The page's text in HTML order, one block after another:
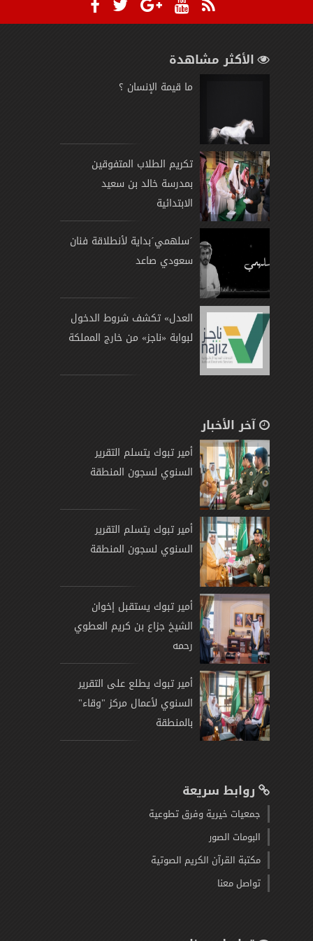
الأكثر مشاهدة
ما قيمة الإنسان ؟
تكريم الطلاب المتفوقين
بمدرسة خالد بن سعيد
الابتدائية
´سلهمي´بداية لأنطلاقة فنان
سعودي صاعد
العدل» تكشف شروط الدخول
لبوابة «ناجز» من خارج المملكة
آخر الأخبار
أمير تبوك يتسلم التقرير
السنوي لسجون المنطقة
أمير تبوك يتسلم التقرير
السنوي لسجون المنطقة
أمير تبوك يستقبل إخوان
الشيخ جزاع بن كريم العطوي
رحمه
أمير تبوك يطلع على التقرير
السنوي لأعمال مركز "وقاء"
بالمنطقة
روابط سريعة
جمعيات خيرية وفرق تطوعية
البومات الصور
مكتبة القرآن الكريم الصوتية
تواصل معنا